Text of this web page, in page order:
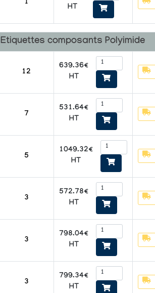
1
HT
Etiquettes composants Polyimide
12
639.36€
HT
7
531.64€
HT
5
1049.32€
HT
3
572.78€
HT
3
798.04€
HT
3
799.34€
HT